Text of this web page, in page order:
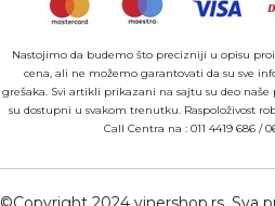
Nastojimo da budemo što precizniji u opisu
cena, ali ne možemo garantovati da su sve
grešaka. Svi artikli prikazani na sajtu su deo
su dostupni u svakom trenutku. Raspoloživost
Call Centra na : 011 4419 686/